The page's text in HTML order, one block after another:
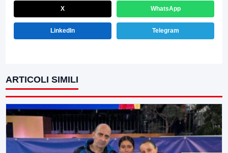
X WhatsApp
LinkedIn Telegram
ARTICOLI SIMILI